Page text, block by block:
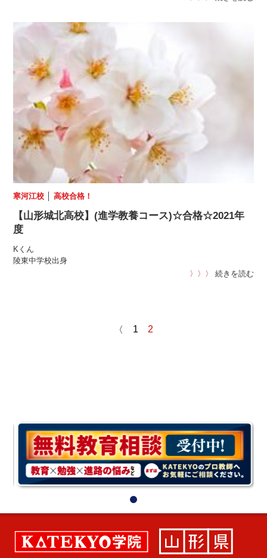
寒河江校 │高校合格！
【山形城北高校】(進学教養コース)☆合格☆2021年
度
Kくん
陵東中学校出身
〉〉〉
続きを読む
〈 1 2